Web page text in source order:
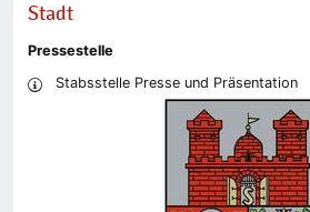
Stadt
Pressestelle
Stabsstelle Presse und Präsentation